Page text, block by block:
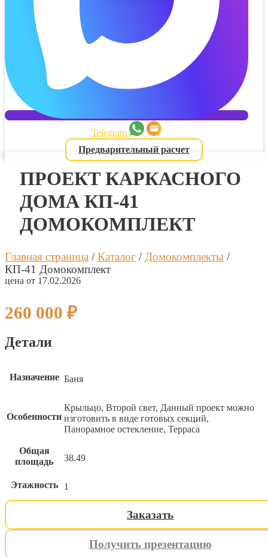
ИНДИВИДУАЛЬНЫЙ
Telegram
Предварительный расчет
ИНДИВИДУАЛЬНЫЙ
ПРОЕКТ КАРКАСНОГО
ДОМА КП-41
ДОМОКОМПЛЕКТ
Главная страница / Каталог / Домокомплекты /
КП-41 Домокомплект
цена от 17.02.2026
260 000 ₽
Детали
Назначение Баня
Особенности
Крыльцо, Второй свет, Данный проект можно
изготовить в виде готовых секций,
Панорамное остекление, Терраса
Общая
площадь
38.49
Этажность 1
Заказать
Получить презентацию
ИНДИВИДУАЛЬНЫЙ